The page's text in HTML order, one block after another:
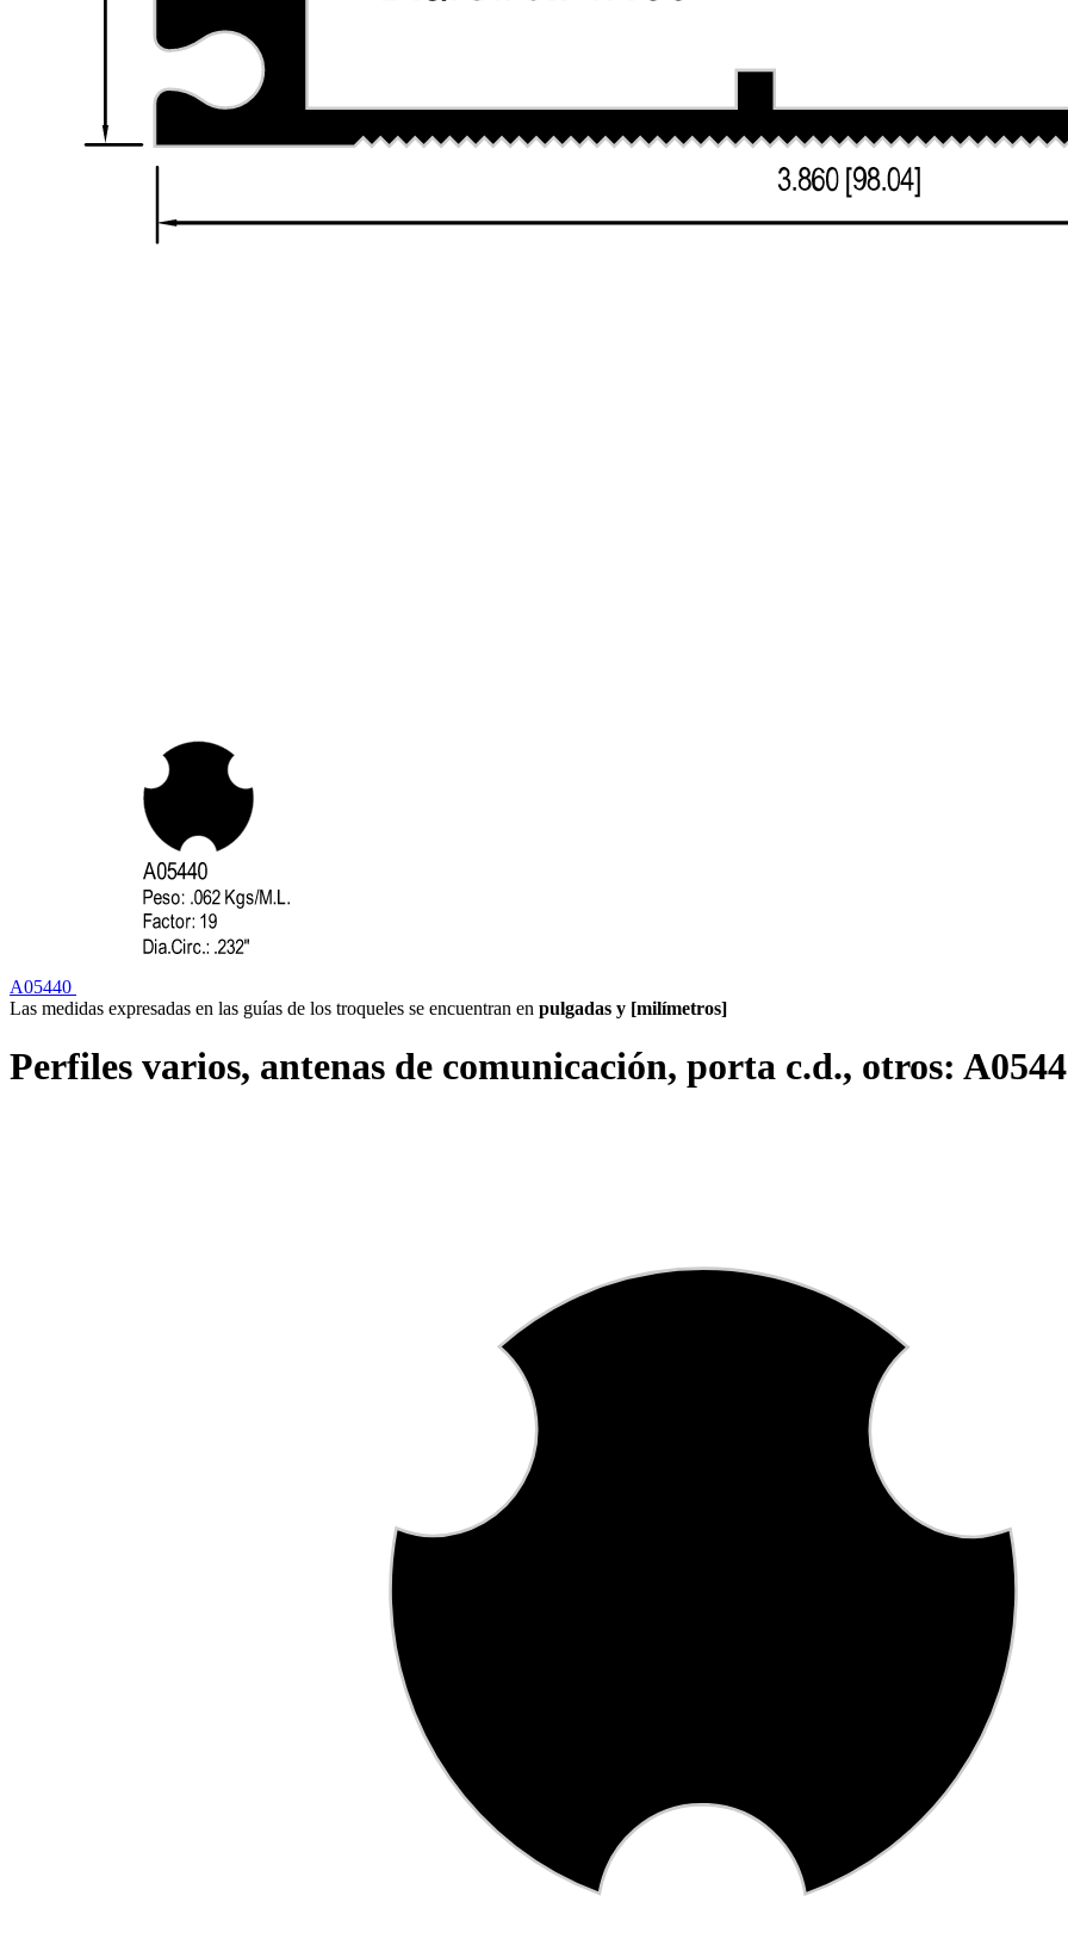
A05440
Las medidas expresadas en las guías de los troqueles se encuentran en pulgadas y [milímetros]
Perfiles varios, antenas de comunicación, porta c.d., otros: